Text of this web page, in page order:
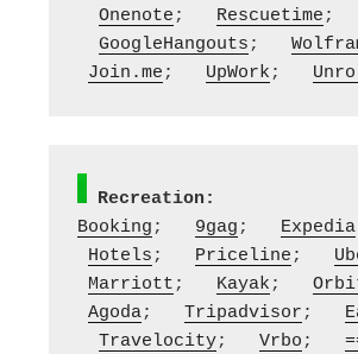
Onenote; Rescuetime;
GoogleHangouts;
Join.me; UpWork;
Recreation:
Booking; 9gag; Expedia
Hotels; Priceline;
Marriott; Kayak;
Agoda; Tripadvisor;
Travelocity; Vrbo;